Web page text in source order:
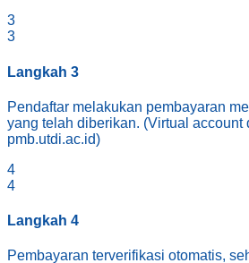
3
3
Langkah 3
Pendaftar melakukan pembayaran
yang telah diberikan. (Virtual account
pmb.utdi.ac.id)
4
4
Langkah 4
Pembayaran terverifikasi otomatis,